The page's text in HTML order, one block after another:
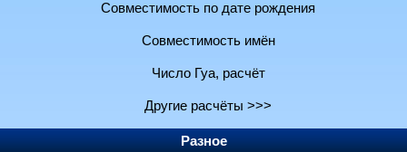
Совместимость по дате рождения
Совместимость имён
Число Гуа, расчёт
Другие расчёты >>>
Разное